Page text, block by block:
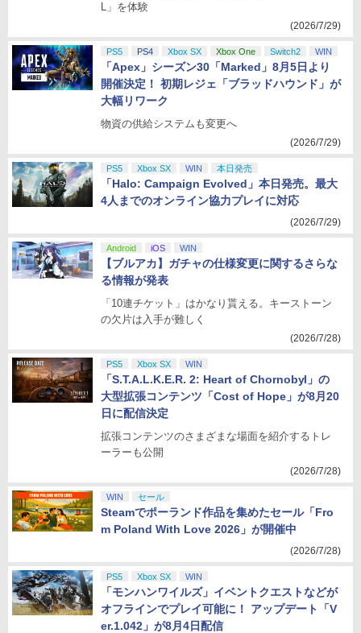
L」を体験
(2026/7/29)
PS5 PS4 Xbox SX Xbox One Switch2 WIN
「Apex」シーズン30「Marked」8月5日より
開催決定！ 初期レジェ「ブラッドハウンド」が
大幅リワーク
物資の供給システムも変更へ
(2026/7/29)
PS5 Xbox SX WIN 本日発売
「Halo: Campaign Evolved」本日発売。最大
4人までのオンライン協力プレイに対応
(2026/7/29)
Android iOS WIN
【ブルアカ】ガチャの仕様変更に関するさらな
る情報が発表
「10連チケット」はかなり貰える。キーストーン
の欠片は入手が難しく
(2026/7/28)
PS5 Xbox SX WIN
「S.T.A.L.K.E.R. 2: Heart of Chornobyl」の
大型拡張コンテンツ「Cost of Hope」が8月20
日に配信決定
拡張コンテンツのさまざまな場面を紹介するトレ
ーラーも公開
(2026/7/28)
WIN セール
Steamでポーランド作品を集めたセール「Fro
m Poland With Love 2026」が開催中
(2026/7/28)
PS5 Xbox SX WIN
「モンハンワイルズ」イベントクエストなどが
オフラインでプレイ可能に！ アップデート「V
er.1.042」が8月4日配信